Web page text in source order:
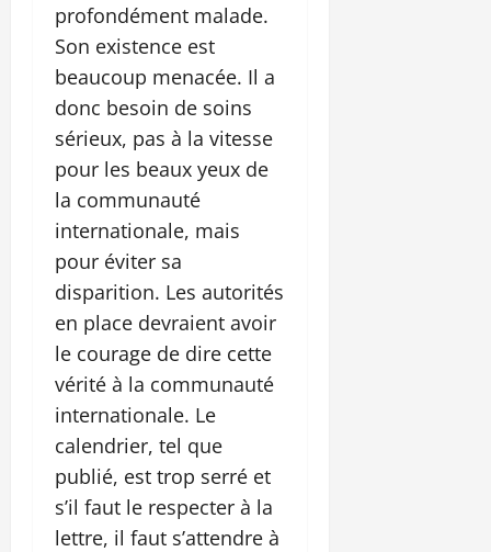
profondément malade.
Son existence est
beaucoup menacée. Il a
donc besoin de soins
sérieux, pas à la vitesse
pour les beaux yeux de
la communauté
internationale, mais
pour éviter sa
disparition. Les autorités
en place devraient avoir
le courage de dire cette
vérité à la communauté
internationale. Le
calendrier, tel que
publié, est trop serré et
s’il faut le respecter à la
lettre, il faut s’attendre à